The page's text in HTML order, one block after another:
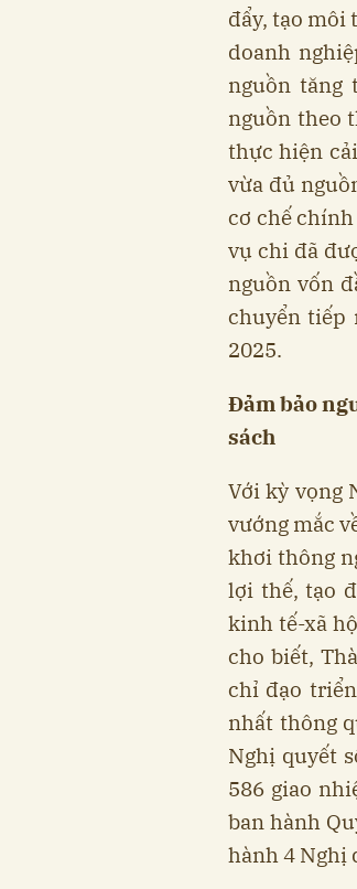
đẩy, tạo môi
doanh
nguồn tăng
nguồn theo
thực hiện
vừa đủ
cơ chế
vụ chi đã
nguồn vốn
chuyển tiếp
2025.
Đảm bảo
sách
Với kỳ vọng
vướng mắc
khơi thông
lợi thế, tạo
kinh tế-xã
cho biết,
chỉ đạo
nhất thông
Nghị quyết
586 giao
ban hành
hành 4 Nghị